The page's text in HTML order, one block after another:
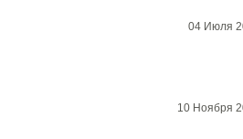
04 Июля
10 Ноября